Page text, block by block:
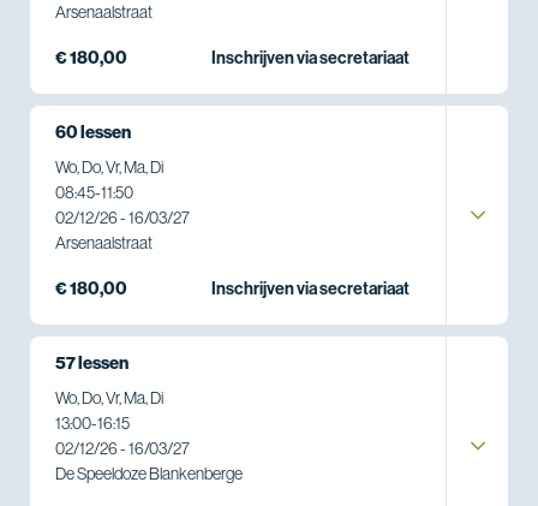
Arsenaalstraat
€ 180,00 Inschrijven via secretariaat
60 lessen
Wo, Do, Vr, Ma, Di
08:45-11:50
02/12/26 - 16/03/27
Arsenaalstraat
€ 180,00 Inschrijven via secretariaat
57 lessen
Wo, Do, Vr, Ma, Di
13:00-16:15
02/12/26 - 16/03/27
De Speeldoze Blankenberge